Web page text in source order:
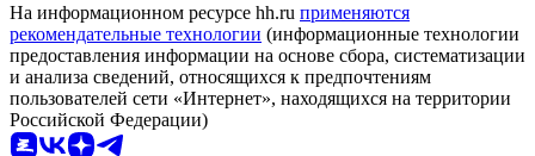
На информационном ресурсе hh.ru применяются
рекомендательные технологии (информационные технологии
предоставления информации на основе сбора, систематизации
и анализа сведений, относящихся к предпочтениям
пользователей сети «Интернет», находящихся на территории
Российской Федерации)